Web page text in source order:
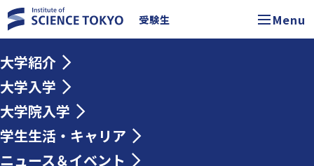
受験生 Menu
大学紹介
大学入学
大学院入学
学生生活・キャリア
ニュース＆イベント